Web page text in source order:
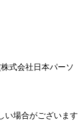
式会社日本パーソ
い場合がございます